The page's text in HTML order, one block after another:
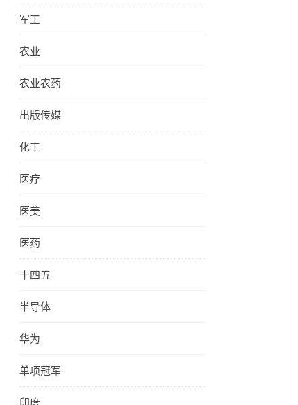
军工
农业
农业农药
出版传媒
化工
医疗
医美
医药
十四五
半导体
华为
单项冠军
印度